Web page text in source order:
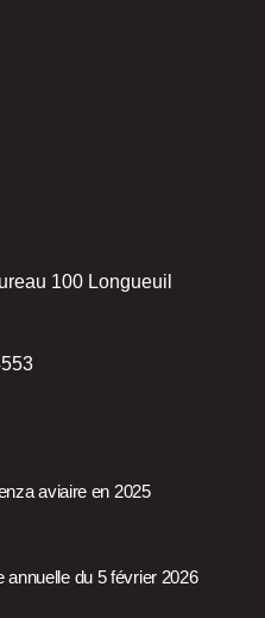
100 Longueuil
aviaire en 2025
du 5 février 2026